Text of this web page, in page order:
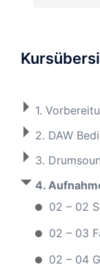
1.
2. DAW
3.
4.
02 – 02
02 – 03
02 – 04